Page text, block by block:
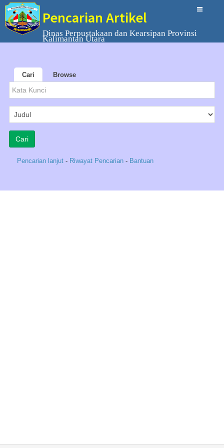
Pencarian Artikel
Dinas Perpustakaan dan Kearsipan Provinsi
Kalimantan Utara
Cari Browse
Pencarian lanjut - Riwayat Pencarian - Bantuan